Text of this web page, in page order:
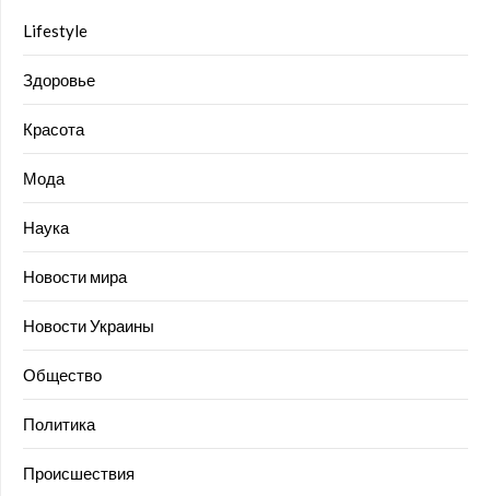
Lifestyle
Здоровье
Красота
Мода
Наука
Новости мира
Новости Украины
Общество
Политика
Происшествия